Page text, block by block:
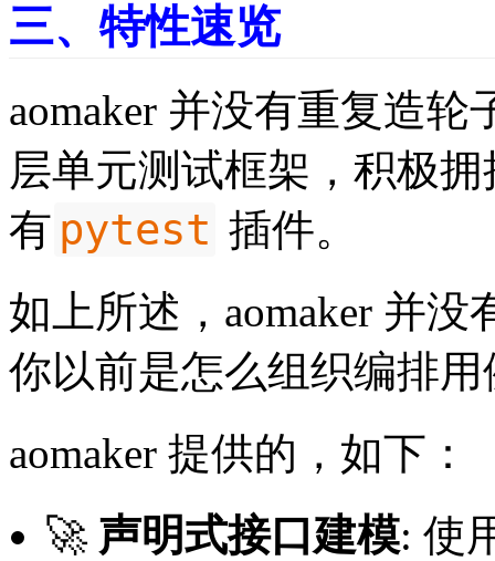
三、特性速览
aomaker 并没有重复造轮
层单元测试框架，积极
有 pytest 插件。
如上所述，aomaker 并
你以前是怎么组织编排
aomaker 提供的，如下：
🚀 声明式接口建模: 使